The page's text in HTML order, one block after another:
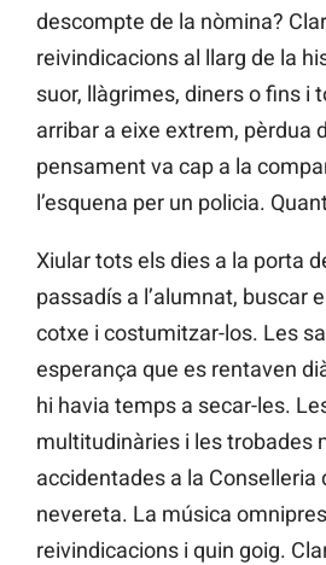
descompte de la nòmina?
reivindicacions al llarg de la
suor, llàgrimes, diners o fins i
arribar a eixe extrem, pèrdua
pensament va cap a la
l’esquena per un policia.
Xiular tots els dies a la porta
passadís a l’alumnat, buscar
cotxe i costumitzar-los. Les
esperança que es rentaven
hi havia temps a secar-les.
multitudinàries i les trobades
accidentades a la Conselleria
nevereta. La música
reivindicacions i quin goig.